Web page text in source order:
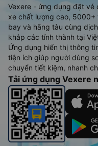
Vexere - ứng dụng đặt vé
xe chất lượng cao,
bay và hãng tàu cùng
khắp các tỉnh thành tại
Ứng dụng hiển thị thông
tiện ích giúp người dùng
chuyển tiết kiệm, nhanh
Tải ứng dụng Vexere